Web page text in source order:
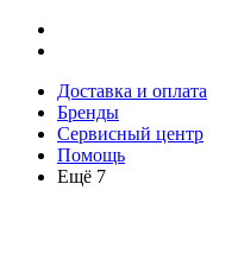
Доставка и оплата
Бренды
Сервисный центр
Помощь
Ещё 7